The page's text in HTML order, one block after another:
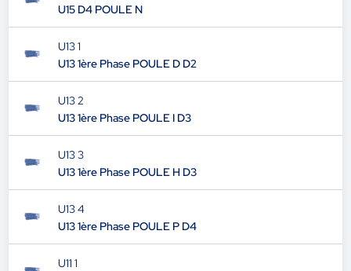
U15 D4 POULE N
U13 1
U13 1ère Phase POULE D D2
U13 2
U13 1ère Phase POULE I D3
U13 3
U13 1ère Phase POULE H D3
U13 4
U13 1ère Phase POULE P D4
U11 1